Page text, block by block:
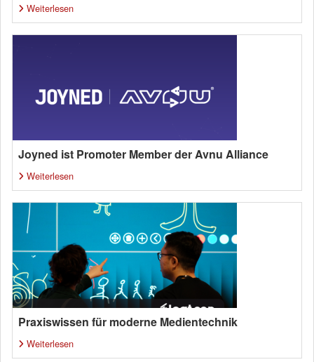
Weiterlesen
Joyned ist Promoter Member der Avnu Alliance
Weiterlesen
Praxiswissen für moderne Medientechnik
Weiterlesen